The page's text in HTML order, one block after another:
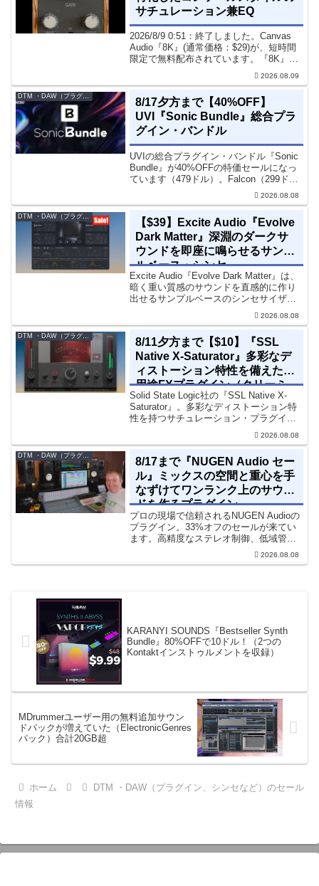
サチュレーション兼EQ
2026/8/9 0:51：終了しました。Canvas
Audio『8K』(通常価格：$29)が、短時間
限定で無料配布されています。『8K』
は、手軽に高域の存在感とアナログ的な
質感をミックスに加えることができる
「8kHz」に特化したコンソー...
2026.08.09
DTM ・DAW（プラグイン、シンセなど）のセール情報
8/17夕方まで【40%OFF】
UVI『Sonic Bundle』総合プラ
グイン・バンドル
UVIの総合プラグイン・バンドル『Sonic
Bundle』が40%OFFの特価セールになっ
ています（479ドル）。Falcon（299ド
ル）も入っています。UVI Sonic Bundle
2026.08.08
【$39】Excite Audio『Evolve
Dark Matter』深淵のダークサ
ウンドを即座に鳴らせるサンプ
ルベース・シンセ
Excite Audio『Evolve Dark Matter』は、
暗く重い質感のサウンドを直感的に作り
出せるサンプルベースのシンセサイザー
です。ダークD&Bやアトモスフェリッ
ク・テクノ、シネマティック作品に適し
た暗色系ハイブリッド音源です...
2026.08.08
DTM ・DAW（プラグイン、シンセなど）のセール情報
8/11夕方まで【$10】『SSL
Native X-Saturator』多彩なデ
ィストーション特性を備えた多
用途FXプラグイン（クリーミ
ィ＆ウォームなサウンド）
Solid State Logic社の『SSL Native X-
Saturator』。多彩なディストーション特
性を持つサチュレーション・プラグイン
です。音楽制作者、エンジニアの間でも
評価の高い製品です。競合するサチュレ
2026.08.08
DTM ・DAW（プラグイン、シンセなど）のセール情報
8/17まで『NUGEN Audio セー
ル』ミックスの空間と重心を手
なずけてワンランク上のサウン
ドを作るプラグイン
プロの現場で信頼されるNUGEN Audioの
プラグイン。33%オフのセールが来てい
ます。高精度なステレオ制御、低域管
理、リバーブツールが揃っています。モ
ノラル再生でも崩さずにミックス全体の
2026.08.08
KARANYI SOUNDS『Bestseller Synth
Bundle』80%OFFで10ドル！（2つの
Kontaktインストゥルメントを収録）
MDrummerユーザー用の無料追加サウン
ドパックが増えていた（ElectronicGenres
パック）合計20GB超
ホーム
DTM ・DAW（プラグイン、シンセなど）のセール
情報